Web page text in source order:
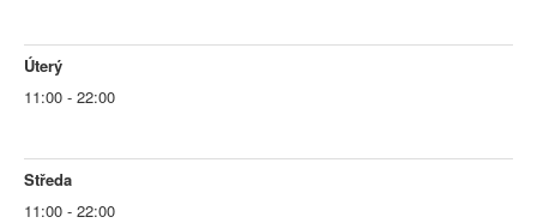
Úterý
11:00 - 22:00
Středa
11:00 - 22:00